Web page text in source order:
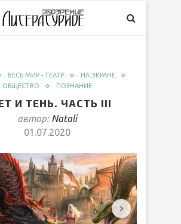
ВЕСЬ МИР - ТЕАТР
НА ЭКРАНЕ
ОБЩЕСТВО
ПОЗНАНИЕ
И ТЕНЬ. ЧАСТЬ III
автор: Natali
01.07.2020